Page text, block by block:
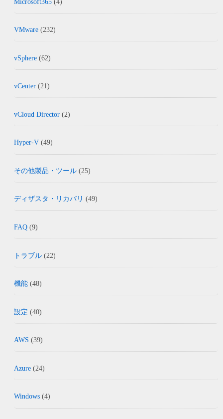
Microsoft365 (4)
VMware (232)
vSphere (62)
vCenter (21)
vCloud Director (2)
Hyper-V (49)
その他製品・ツール (25)
ディザスタ・リカバリ (49)
FAQ (9)
トラブル (22)
機能 (48)
設定 (40)
AWS (39)
Azure (24)
Windows (4)